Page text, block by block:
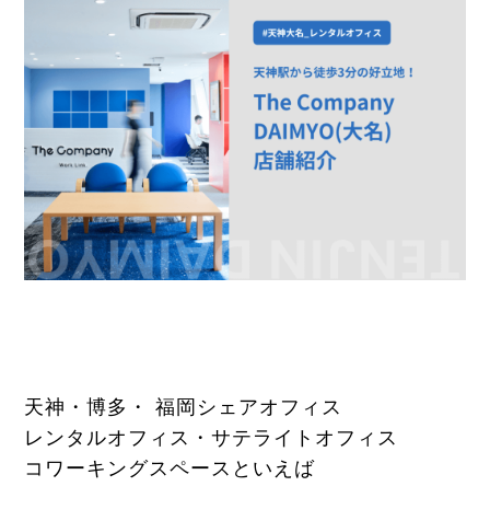
天神・博多・ 福岡シェアオフィス
レンタルオフィス・サテライトオフィス
コワーキングスペースといえば